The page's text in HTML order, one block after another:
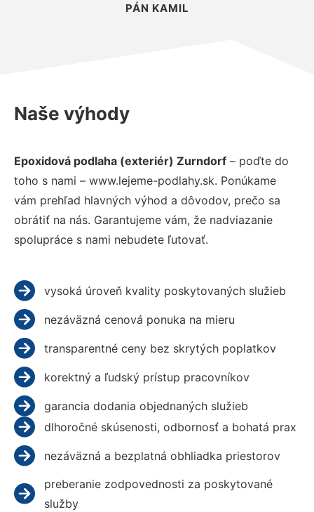
PÁN KAMIL
Naše výhody
Epoxidová podlaha (exteriér) Zurndorf – poďte do
toho s nami – www.lejeme-podlahy.sk. Ponúkame
vám prehľad hlavných výhod a dôvodov, prečo sa
obrátiť na nás. Garantujeme vám, že nadviazanie
spolupráce s nami nebudete ľutovať.
vysoká úroveň kvality poskytovaných služieb
nezáväzná cenová ponuka na mieru
transparentné ceny bez skrytých poplatkov
korektný a ľudský prístup pracovníkov
garancia dodania objednaných služieb
dlhoročné skúsenosti, odbornosť a bohatá prax
nezáväzná a bezplatná obhliadka priestorov
preberanie zodpovednosti za poskytované
služby